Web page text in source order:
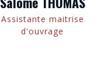
Assistante maitrise
d'ouvrage